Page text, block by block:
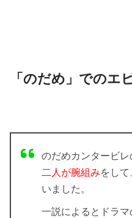
「のだめ」でのエ
のだめカンタービ
二人が腕組みをし
いました。
一説によるとドラ